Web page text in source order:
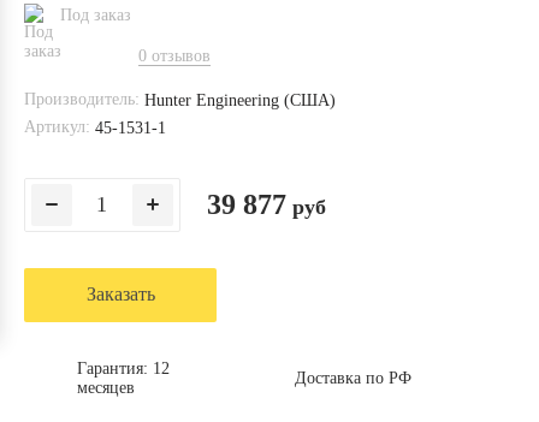
Под заказ
0 отзывов
Производитель: Hunter Engineering (США)
Артикул: 45-1531-1
39 877 руб
Заказать
Гарантия: 12
месяцев
Доставка по РФ